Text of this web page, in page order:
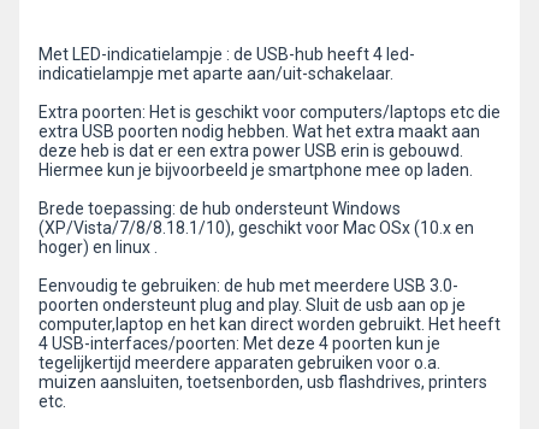
Met LED-indicatielampje : de USB-hub heeft 4 led-
indicatielampje met aparte aan/uit-schakelaar.
Extra poorten: Het is geschikt voor computers/laptops etc die
extra USB poorten nodig hebben. Wat het extra maakt aan
deze heb is dat er een extra power USB erin is gebouwd.
Hiermee kun je bijvoorbeeld je smartphone mee op laden.
Brede toepassing: de hub ondersteunt Windows
(XP/Vista/7/8/8.18.1/10), geschikt voor Mac OSx (10.x en
hoger) en linux .
Eenvoudig te gebruiken: de hub met meerdere USB 3.0-
poorten ondersteunt plug and play. Sluit de usb aan op je
computer,laptop en het kan direct worden gebruikt. Het heeft
4 USB-interfaces/poorten: Met deze 4 poorten kun je
tegelijkertijd meerdere apparaten gebruiken voor o.a.
muizen aansluiten, toetsenborden, usb flashdrives, printers
etc.